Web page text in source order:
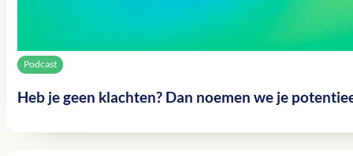
Podcast
Heb je geen klachten? Dan noemen we je